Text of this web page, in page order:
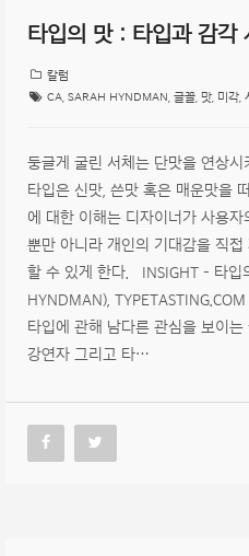
타입의 맛 : 타입과 감각
칼럼
CA SARAH HYNDMAN 글꼴 맛 미각
둥글게 굴린 서체는 단맛을 연상
타입은 신맛, 쓴맛 혹은 매운맛을
에 대한 이해는 디자이너가 사용
뿐만 아니라 개인의 기대감을 직
할 수 있게 한다. INSIGHT – 타입
HYNDMAN),
타입에 관해 남다른 관심을 보이
강연자 그리고 타…